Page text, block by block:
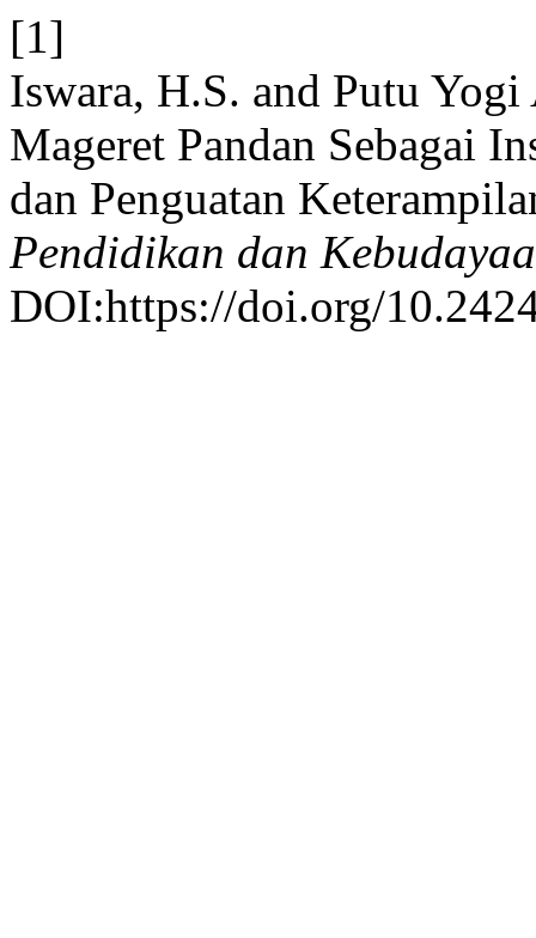
[1]
Iswara, H.S. and Putu
Mageret Pandan Sebagai
dan Penguatan
Pendidikan dan
DOI:https://doi.org/